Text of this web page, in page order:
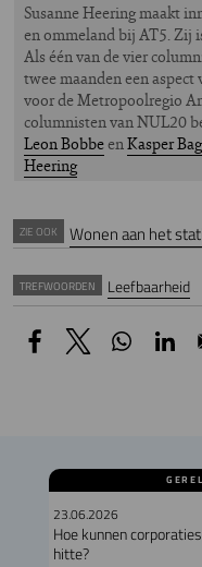
Susanne Heering maakt
en ommeland bij AT5. Zij
Als één van de vier
twee maanden een
voor de Metropoolregio
columnisten van NUL20
Leon BobbeenKasper
Heering
ZIE OOK Wonen aan het
TREFWOORDEN Leefbaarheid
23.06.2026
Hoe kunnen
hitte?